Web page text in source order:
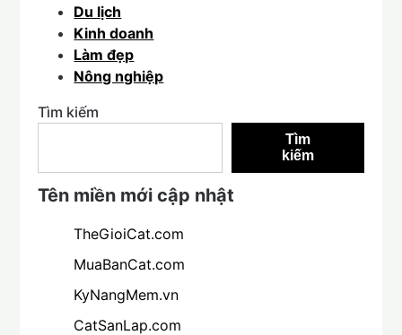
Du lịch
Kinh doanh
Làm đẹp
Nông nghiệp
Tìm kiếm
Tìm
kiếm
Tên miền mới cập nhật
TheGioiCat.com
MuaBanCat.com
KyNangMem.vn
CatSanLap.com